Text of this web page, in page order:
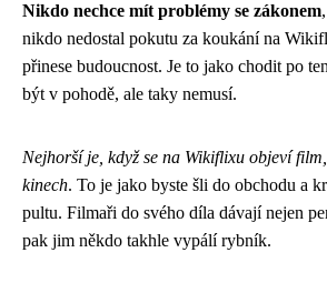
Nikdo nechce mít problémy se zákonem
nikdo nedostal pokutu za koukání na
přinese budoucnost. Je to jako chodit po
být v pohodě, ale taky nemusí.
Nejhorší je, když se na Wikiflixu objeví
kinech. To je jako byste šli do obchodu a
pultu. Filmaři do svého díla dávají nejen
pak jim někdo takhle vypálí rybník.